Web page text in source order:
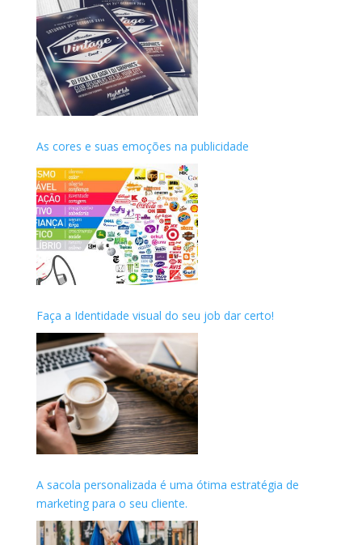
As cores e suas emoções na publicidade
Faça a Identidade visual do seu job dar certo!
A sacola personalizada é uma ótima estratégia de
marketing para o seu cliente.